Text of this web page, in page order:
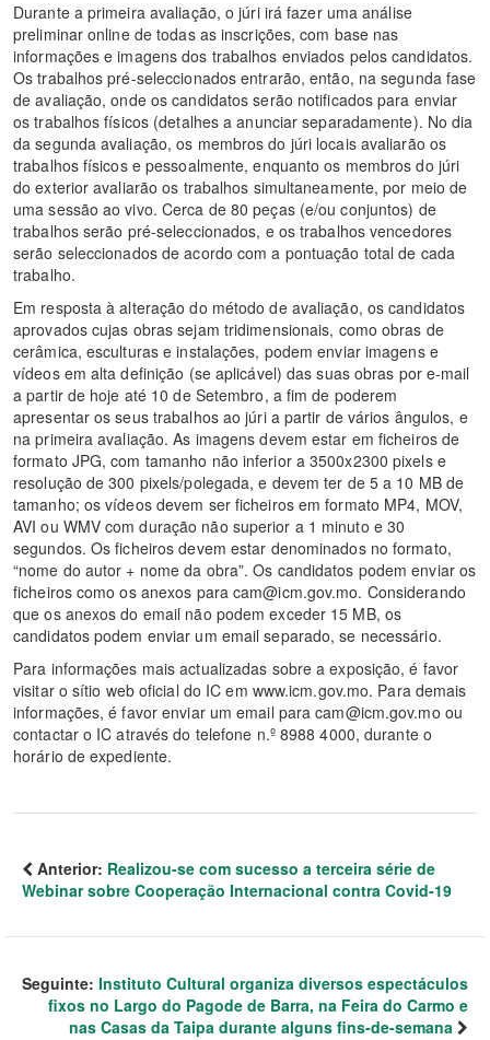
Durante a primeira avaliação, o júri irá fazer uma análise
preliminar online de todas as inscrições, com base nas
informações e imagens dos trabalhos enviados pelos candidatos.
Os trabalhos pré-seleccionados entrarão, então, na segunda fase
de avaliação, onde os candidatos serão notificados para enviar
os trabalhos físicos (detalhes a anunciar separadamente). No dia
da segunda avaliação, os membros do júri locais avaliarão os
trabalhos físicos e pessoalmente, enquanto os membros do júri
do exterior avaliarão os trabalhos simultaneamente, por meio de
uma sessão ao vivo. Cerca de 80 peças (e/ou conjuntos) de
trabalhos serão pré-seleccionados, e os trabalhos vencedores
serão seleccionados de acordo com a pontuação total de cada
trabalho.
Em resposta à alteração do método de avaliação, os candidatos
aprovados cujas obras sejam tridimensionais, como obras de
cerâmica, esculturas e instalações, podem enviar imagens e
vídeos em alta definição (se aplicável) das suas obras por e-mail
a partir de hoje até 10 de Setembro, a fim de poderem
apresentar os seus trabalhos ao júri a partir de vários ângulos, e
na primeira avaliação. As imagens devem estar em ficheiros de
formato JPG, com tamanho não inferior a 3500x2300 pixels e
resolução de 300 pixels/polegada, e devem ter de 5 a 10 MB de
tamanho; os vídeos devem ser ficheiros em formato MP4, MOV,
AVI ou WMV com duração não superior a 1 minuto e 30
segundos. Os ficheiros devem estar denominados no formato,
“nome do autor + nome da obra”. Os candidatos podem enviar os
ficheiros como os anexos para cam@icm.gov.mo. Considerando
que os anexos do email não podem exceder 15 MB, os
candidatos podem enviar um email separado, se necessário.
Para informações mais actualizadas sobre a exposição, é favor
visitar o sítio web oficial do IC em www.icm.gov.mo. Para demais
informações, é favor enviar um email para cam@icm.gov.mo ou
contactar o IC através do telefone n.º 8988 4000, durante o
horário de expediente.
Anterior: Realizou-se com sucesso a terceira série de
Webinar sobre Cooperação Internacional contra Covid-19
Seguinte: Instituto Cultural organiza diversos espectáculos
fixos no Largo do Pagode de Barra, na Feira do Carmo e
nas Casas da Taipa durante alguns fins-de-semana